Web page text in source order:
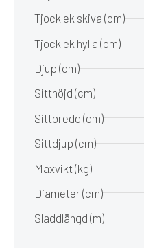
Tjocklek skiva (cm)
Tjocklek hylla (cm)
Djup (cm)
Sitthöjd (cm)
Sittbredd (cm)
Sittdjup (cm)
Maxvikt (kg)
Diameter (cm)
Sladdlängd (m)